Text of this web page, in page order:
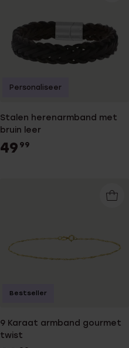
Stalen herenarmband met
bruin leer
49 99
Personaliseer
9 Karaat armband gourmet
twist
Bestseller